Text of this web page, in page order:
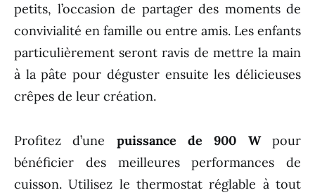
petits, l’occasion de partager des moments de
convivialité en famille ou entre amis. Les enfants
particulièrement seront ravis de mettre la main
à la pâte pour déguster ensuite les délicieuses
crêpes de leur création.
Profitez d’une puissance de 900 Wpour
bénéficier des meilleures performances de
cuisson. Utilisez le thermostat réglable à tout